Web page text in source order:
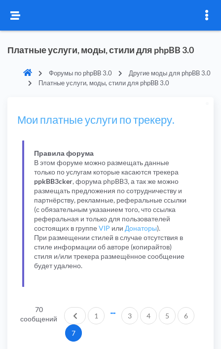
Платные услуги, моды, стили для phpBB 3.0
Форумы по phpBB 3.0
Другие моды для phpBB 3.0
Платные услуги, моды, стили для phpBB 3.0
Мои платные услуги по трекеру.
Правила форума
В этом форуме можно размещать данные
только по услугам которые касаются трекера
ppkBB3cker, форума phpBB3, а так же можно
размещать предложения по сотрудничеству и
партнёрству, рекламные, реферальные ссылки
(с обязательным указанием того, что ссылка
реферальная и только для пользователей
состоящих в группе VIP или Донаторы).
При размещении стилей в случае отсутствия в
стиле информации об авторе (копирайтов)
стиля и/или трекера размещённое сообщение
будет удалено.
70
сообщений
Пред.
1 3 4 5 6
7